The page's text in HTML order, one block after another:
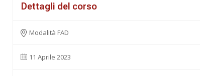
Dettagli del corso
Modalità FAD
11 Aprile 2023